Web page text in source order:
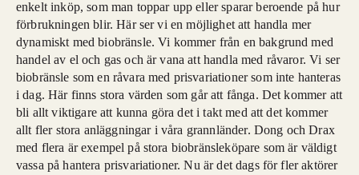
enkelt inköp, som man toppar upp eller sparar beroende på hur
förbrukningen blir. Här ser vi en möjlighet att handla mer
dynamiskt med biobränsle. Vi kommer från en bakgrund med
handel av el och gas och är vana att handla med råvaror. Vi ser
biobränsle som en råvara med prisvariationer som inte hanteras
i dag. Här finns stora värden som går att fånga. Det kommer att
bli allt viktigare att kunna göra det i takt med att det kommer
allt fler stora anläggningar i våra grannländer. Dong och Drax
med flera är exempel på stora biobränsleköpare som är väldigt
vassa på hantera prisvariationer. Nu är det dags för fler aktörer